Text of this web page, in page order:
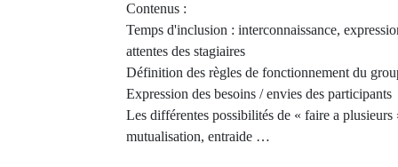
Contenus :
Temps d'inclusion : interconnaissance,
attentes des stagiaires
Définition des règles de fonctionnement du
Expression des besoins / envies des participants
Les différentes possibilités de « faire a plusieurs
mutualisation, entraide …